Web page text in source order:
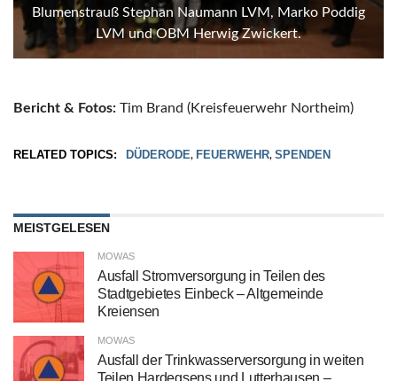
Blumenstrauß Stephan Naumann LVM, Marko Poddig
LVM und OBM Herwig Zwickert.
Bericht & Fotos: Tim Brand (Kreisfeuerwehr Northeim)
RELATED TOPICS: DÜDERODE, FEUERWEHR, SPENDEN
MEISTGELESEN
MOWAS
Ausfall Stromversorgung in Teilen des
Stadtgebietes Einbeck – Altgemeinde
Kreiensen
MOWAS
Ausfall der Trinkwasserversorgung in weiten